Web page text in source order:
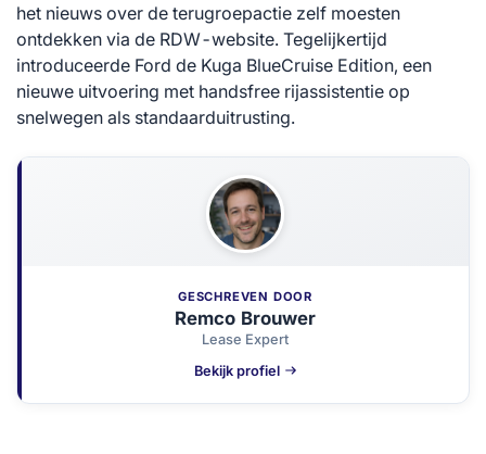
het nieuws over de terugroepactie zelf moesten
ontdekken via de RDW-website. Tegelijkertijd
introduceerde Ford de Kuga BlueCruise Edition, een
nieuwe uitvoering met handsfree rijassistentie op
snelwegen als standaarduitrusting.
GESCHREVEN DOOR
Remco Brouwer
Lease Expert
Bekijk profiel